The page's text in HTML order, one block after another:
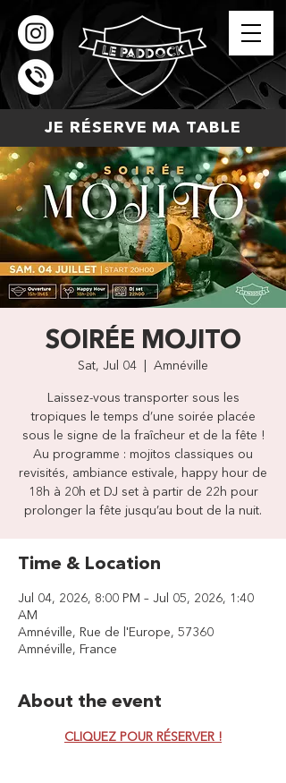
JE RÉSERVE MA TABLE
SOIRÉE MOJITO
Sat, Jul 04 Amnéville
Laissez-vous transporter sous les
tropiques le temps d’une soirée placée
sous le signe de la fraîcheur et de la fête !
Au programme : mojitos classiques ou
revisités, ambiance estivale, happy hour de
18h à 20h et DJ set à partir de 22h pour
prolonger la fête jusqu’au bout de la nuit.
Time & Location
Jul 04, 2026, 8:00 PM – Jul 05, 2026, 1:40
AM
Amnéville, Rue de l'Europe, 57360
Amnéville, France
About the event
CLIQUEZ POUR RÉSERVER !